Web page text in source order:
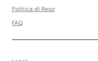
Politica di Reso
FAQ